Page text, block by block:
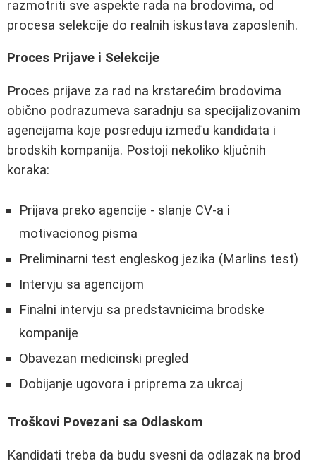
razmotriti sve aspekte rada na brodovima, od
procesa selekcije do realnih iskustava zaposlenih.
Proces Prijave i Selekcije
Proces prijave za rad na krstarećim brodovima
obično podrazumeva saradnju sa specijalizovanim
agencijama koje posreduju između kandidata i
brodskih kompanija. Postoji nekoliko ključnih
koraka:
Prijava preko agencije - slanje CV-a i
motivacionog pisma
Preliminarni test engleskog jezika (Marlins test)
Intervju sa agencijom
Finalni intervju sa predstavnicima brodske
kompanije
Obavezan medicinski pregled
Dobijanje ugovora i priprema za ukrcaj
Troškovi Povezani sa Odlaskom
Kandidati treba da budu svesni da odlazak na brod